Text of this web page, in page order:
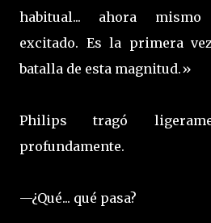
habitual... ahora mismo
excitado. Es la primera
batalla de esta magnitud.»
Philips tragó
profundamente.
—¿Qué... qué pasa?